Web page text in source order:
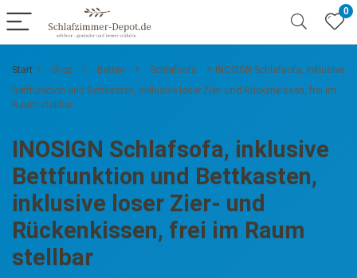
0
Start Shop Betten Schlafsofa
INOSIGN Schlafsofa, inklusive
Bettfunktion und Bettkasten, inklusive loser Zier- und Rückenkissen, frei im
Raum stellbar
INOSIGN Schlafsofa, inklusive
Bettfunktion und Bettkasten,
inklusive loser Zier- und
Rückenkissen, frei im Raum
stellbar